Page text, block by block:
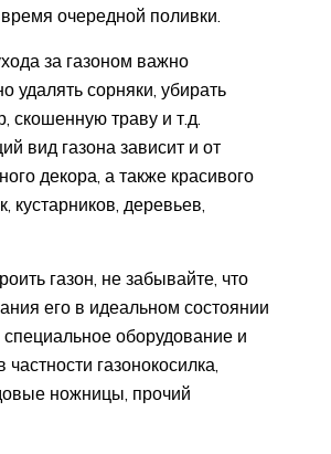
очередной поливки.
за газоном важно
удалять сорняки, убирать
скошенную траву и т.д.
вид газона зависит и от
декора, а также красивого
кустарников, деревьев,
газон, не забывайте, что
его в идеальном состоянии
оборудование и
частности газонокосилка,
ножницы, прочий